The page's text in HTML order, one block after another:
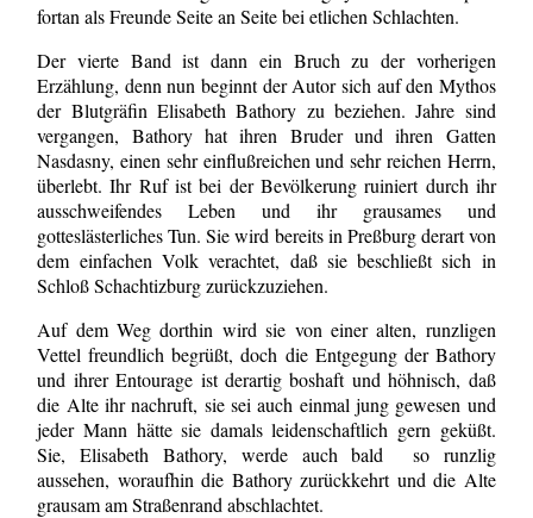
fortan als Freunde Seite an Seite bei etlichen Schlachten.
Der vierte Band ist dann ein Bruch zu der vorherigen
Erzählung, denn nun beginnt der Autor sich auf den Mythos
der Blutgräfin Elisabeth Bathory zu beziehen. Jahre sind
vergangen, Bathory hat ihren Bruder und ihren Gatten
Nasdasny, einen sehr einflußreichen und sehr reichen Herrn,
überlebt. Ihr Ruf ist bei der Bevölkerung ruiniert durch ihr
ausschweifendes Leben und ihr grausames und
gotteslästerliches Tun. Sie wird bereits in Preßburg derart von
dem einfachen Volk verachtet, daß sie beschließt sich in
Schloß Schachtizburg zurückzuziehen.
Auf dem Weg dorthin wird sie von einer alten, runzligen
Vettel freundlich begrüßt, doch die Entgegung der Bathory
und ihrer Entourage ist derartig boshaft und höhnisch, daß
die Alte ihr nachruft, sie sei auch einmal jung gewesen und
jeder Mann hätte sie damals leidenschaftlich gern geküßt.
Sie, Elisabeth Bathory, werde auch bald so runzlig
aussehen, woraufhin die Bathory zurückkehrt und die Alte
grausam am Straßenrand abschlachtet.